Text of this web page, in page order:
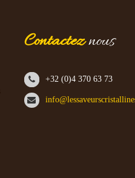
Contacteznous
+32 (0)4 370 63 73